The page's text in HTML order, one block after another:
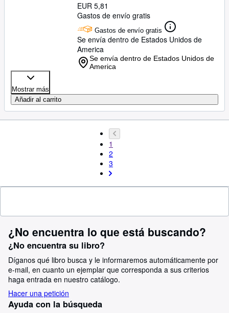
EUR 5,81
Gastos de envío gratis
Gastos de envío gratis
Se envía dentro de Estados Unidos de
America
Se envía dentro de Estados Unidos de
America
Mostrar más
Añadir al carrito
1
2
3
¿No encuentra lo que está buscando?
¿No encuentra su libro?
Díganos qué libro busca y le informaremos automáticamente por
e-mail, en cuanto un ejemplar que corresponda a sus criterios
haga entrada en nuestro catálogo.
Hacer una petición
Ayuda con la búsqueda